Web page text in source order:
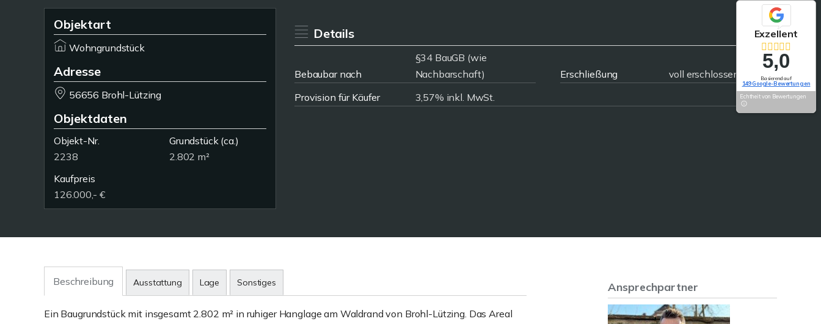
Objektart
Wohngrundstück
Adresse
56656 Brohl-Lützing
Objektdaten
Objekt-Nr.
2238
Grundstück(ca.)
2.802 m²
Kaufpreis
126.000,- €
Details
Bebaubar nach
§34 BauGB (wie
Nachbarschaft)
Erschließung
voll erschlossen
Provision für Käufer
3,57% inkl. MwSt.
Beschreibung Ausstattung Lage Sonstiges
Ein Baugrundstück mit insgesamt 2.802 m² in ruhiger Hanglage am Waldrand von Brohl-Lützing. Das Areal
Ansprechpartner
Exzellent
5,0
Basierend auf
149 Google-Bewertungen
Echtheit von Bewertungen